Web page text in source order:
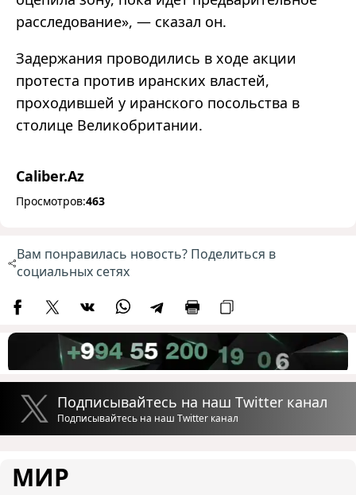
расследование», — сказал он.
Задержания проводились в ходе акции
протеста против иранских властей,
проходившей у иранского посольства в
столице Великобритании.
Caliber.Az
Просмотров:463
Вам понравилась новость? Поделиться в
социальных сетях
Подписывайтесь на наш Twitter канал
Подписывайтесь на наш Twitter канал
МИР